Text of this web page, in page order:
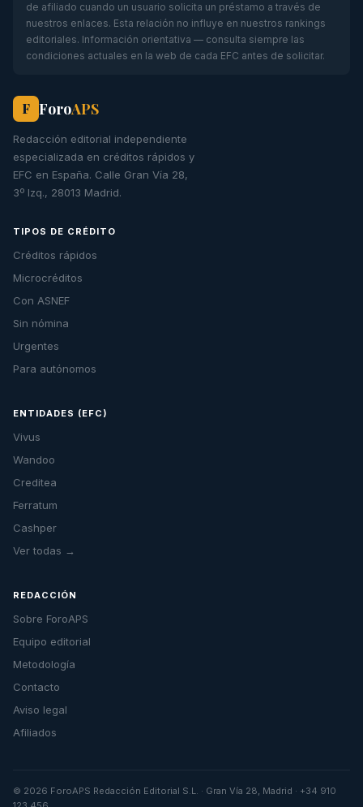
de afiliado cuando un usuario solicita un préstamo a través de
nuestros enlaces. Esta relación no influye en nuestros rankings
editoriales. Información orientativa — consulta siempre las
condiciones actuales en la web de cada EFC antes de solicitar.
F ForoAPS
Redacción editorial independiente
especializada en créditos rápidos y
EFC en España. Calle Gran Vía 28,
3º Izq., 28013 Madrid.
TIPOS DE CRÉDITO
Créditos rápidos
Microcréditos
Con ASNEF
Sin nómina
Urgentes
Para autónomos
ENTIDADES (EFC)
Vivus
Wandoo
Creditea
Ferratum
Cashper
Ver todas →
REDACCIÓN
Sobre ForoAPS
Equipo editorial
Metodología
Contacto
Aviso legal
Afiliados
© 2026 ForoAPS Redacción Editorial S.L. · Gran Vía 28, Madrid · +34 910